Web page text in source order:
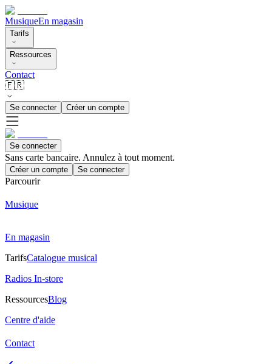
MusiqueEn magasin
Tarifs
Ressources
Contact
🇫🇷
Se connecter Créer un compte
Se connecter
Sans carte bancaire. Annulez à tout moment.
Créer un compte Se connecter
Parcourir
Musique
En magasin
TarifsCatalogue musical
Radios In-store
RessourcesBlog
Centre d'aide
Contact